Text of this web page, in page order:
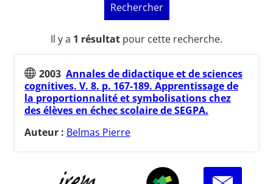
Rechercher
Il y a 1 résultat pour cette recherche.
2003 Annales de didactique et de sciences
cognitives. V. 8. p. 167-189. Apprentissage de
la proportionnalité et symbolisations chez
des élèves en échec scolaire de SEGPA.
Auteur : Belmas Pierre